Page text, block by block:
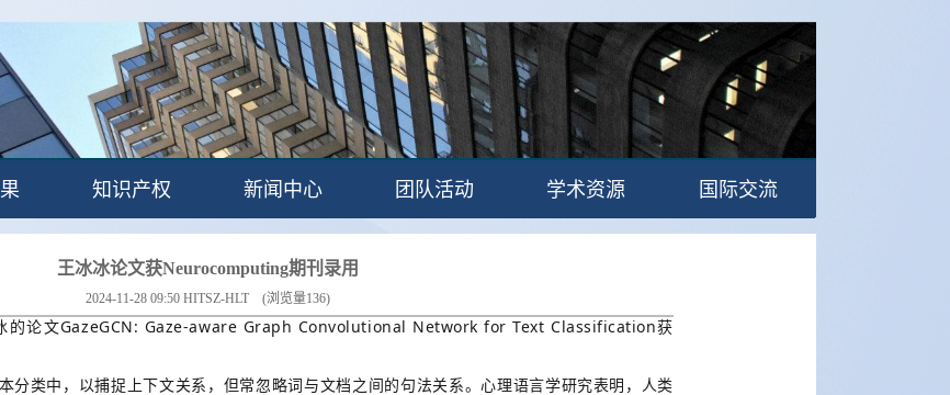
知识产权 新闻中心 团队活动 学术资源 国际交流
王冰冰论文获Neurocomputing期刊录用
2024-11-28 09:50 HITSZ-HLT (浏览量136)
的论文GazeGCN: Gaze-aware Graph Convolutional Network for Text Classification获
分类中，以捕捉上下文关系，但常忽略词与文档之间的句法关系。心理语言学研究表明，人类